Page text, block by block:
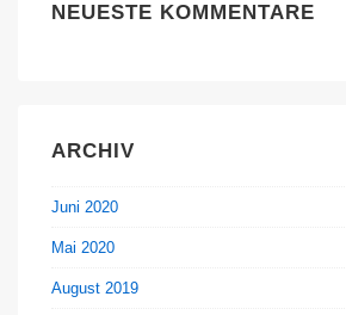
NEUESTE KOMMENTARE
ARCHIV
Juni 2020
Mai 2020
August 2019